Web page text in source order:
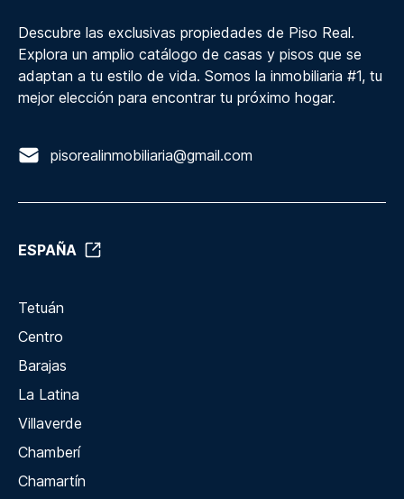
Descubre las exclusivas propiedades de Piso Real.
Explora un amplio catálogo de casas y pisos que se
adaptan a tu estilo de vida. Somos la inmobiliaria #1, tu
mejor elección para encontrar tu próximo hogar.
pisorealinmobiliaria@gmail.com
ESPAÑA
Tetuán
Centro
Barajas
La Latina
Villaverde
Chamberí
Chamartín